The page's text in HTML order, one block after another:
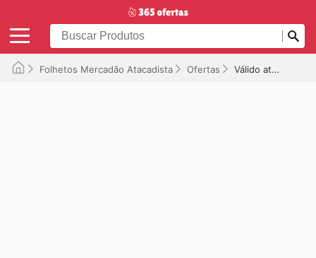
Folhetos Mercadão Atacadista Ofertas Válido até 06/10/2025